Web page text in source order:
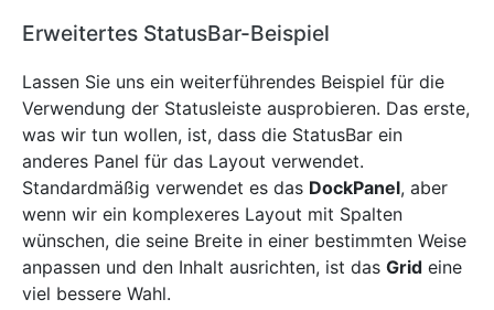
Erweitertes StatusBar-Beispiel
Lassen Sie uns ein weiterführendes Beispiel für die
Verwendung der Statusleiste ausprobieren. Das erste,
was wir tun wollen, ist, dass die StatusBar ein
anderes Panel für das Layout verwendet.
Standardmäßig verwendet es das DockPanel, aber
wenn wir ein komplexeres Layout mit Spalten
wünschen, die seine Breite in einer bestimmten Weise
anpassen und den Inhalt ausrichten, ist das Grid eine
viel bessere Wahl.